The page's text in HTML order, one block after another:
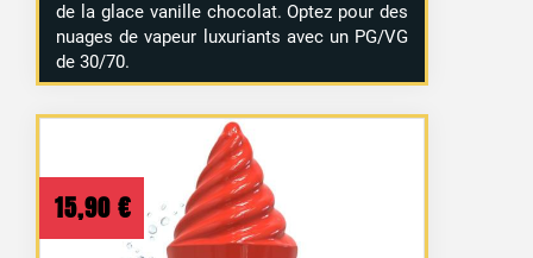
de la glace vanille chocolat. Optez pour des
nuages de vapeur luxuriants avec un PG/VG
de 30/70.
15,90 €